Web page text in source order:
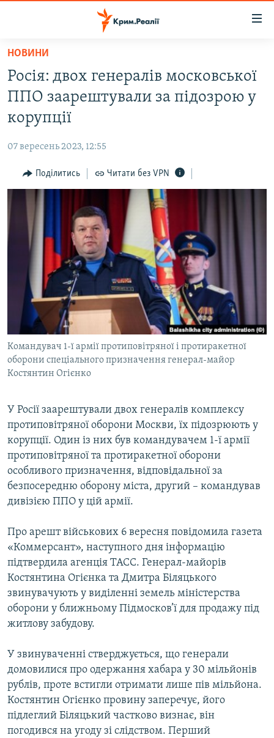
Перейти
основного
матеріалу
до
основної
навігації
Перейти
до
пошуку
ВОДА.КРИМ
ВІДЕО ТА ФОТО
БЛОГИ
ПОГЛЯД
ІНТЕРВ'Ю
СПЕЦПРОЕКТИ
ДЕПОРТАЦІЯ
ВІДЕОУРОКИ «ELIFBE»
СВІДЧЕННЯ ОКУПАЦІЇ
УКРАЇНСЬКА ПРОБЛЕМА КРИМУ
ІНФОГРАФІКА
ЯК ОБІЙТИ БЛОКУВАННЯ
Русский
Qırımtatar
ДОЛУЧАЙСЯ!
Усі сайти RFE/RL
НОВИНИ
Росія: двох генералів московської
ППО заарештували за підозрою у
корупції
07 вересень 2023, 12:55
Поділитись Читати без VPN
Командувач 1-ї армії протиповітряної і протиракетної
оборони спеціального призначення генерал-майор
Костянтин Огієнко
У Росії заарештували двох генералів комплексу
протиповітряної оборони Москви, їх підозрюють у
корупції. Один із них був командувачем 1-ї армії
протиповітряної та протиракетної оборони
особливого призначення, відповідальної за
безпосередню оборону міста, другий – командував
дивізією ППО у цій армії.
Про арешт військових 6 вересня повідомила газета
«Коммерсант», наступного дня інформацію
підтвердила агенція ТАСС. Генерал-майорів
Костянтина Огієнка та Дмитра Біляцького
звинувачують у виділенні земель міністерства
оборони у ближньому Підмосков’ї для продажу під
житлову забудову.
У звинуваченні стверджується, що генерали
домовилися про одержання хабара у 30 мільйонів
рублів, проте встигли отримати лише пів мільйона.
Костянтин Огієнко провину заперечує, його
підлеглий Біляцький частково визнає, він
погодився на угоду зі слідством. Перший